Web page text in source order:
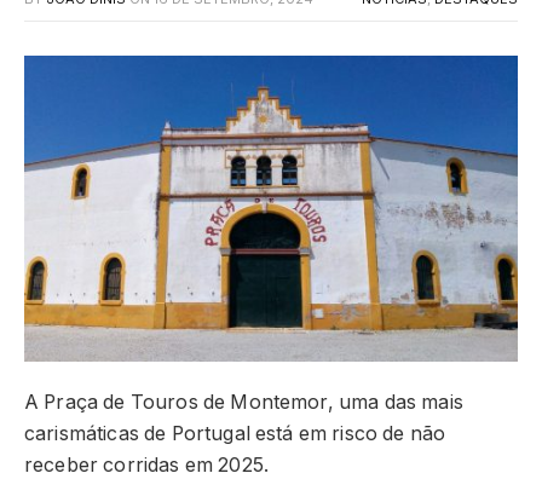
A Praça de Touros de Montemor, uma das mais
carismáticas de Portugal está em risco de não
receber corridas em 2025.